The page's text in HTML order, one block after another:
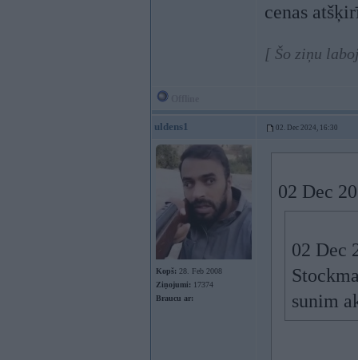
cenas
[ Šo ziņu
uldens1 02. Dec 2024, 16:30
Kopš: 28. Feb 2008
Ziņojumi: 17374
Braucu ar:
02 Dec
02 Dec
sunim